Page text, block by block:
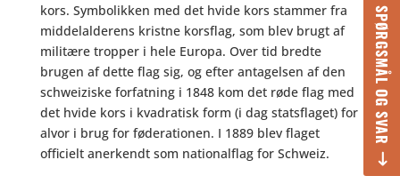
SPØRGSMÅL OG SVAR
kors. Symbolikken med det hvide kors stammer fra
middelalderens kristne korsflag, som blev brugt af
militære tropper i hele Europa. Over tid bredte
brugen af dette flag sig, og efter antagelsen af den
schweiziske forfatning i 1848 kom det røde flag med
det hvide kors i kvadratisk form (i dag statsflaget) for
alvor i brug for føderationen. I 1889 blev flaget
officielt anerkendt som nationalflag for Schweiz.